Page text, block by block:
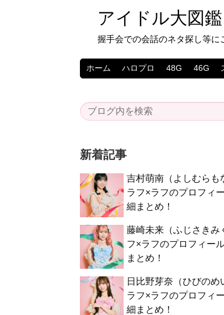
アイドル大図鑑
握手会での会話のネタ探し等に
ホーム ハロプロ 48G 46G
新着記事
吉村萌南（よしむらも
ラフ×ラフのプロフィ
細まとめ！
藤崎未来（ふじさきみ
フ×ラフのプロフィー
まとめ！
日比野芽奈（ひびのめ
ラフ×ラフのプロフィ
細まとめ！